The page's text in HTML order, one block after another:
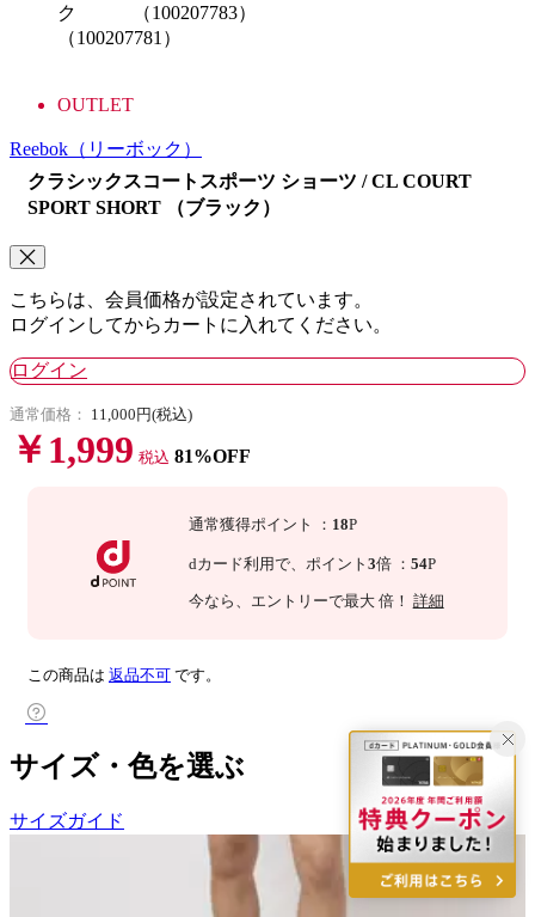
ク
（100207781）
（100207783）
OUTLET
Reebok （リーボック）
クラシックスコートスポーツ ショーツ / CL COURT
SPORT SHORT （ブラック）
こちらは、会員価格が設定されています。
ログインしてからカートに入れてください。
ログイン
通常価格： 11,000円(税込)
￥1,999 税込 81%OFF
通常獲得ポイント ： 18P
dカード利用で、 ポイント 3倍 ： 54P
今なら 、エントリーで最大 倍！ 詳細
この商品は 返品不可 です。
サイズ・色を選ぶ
サイズガイド